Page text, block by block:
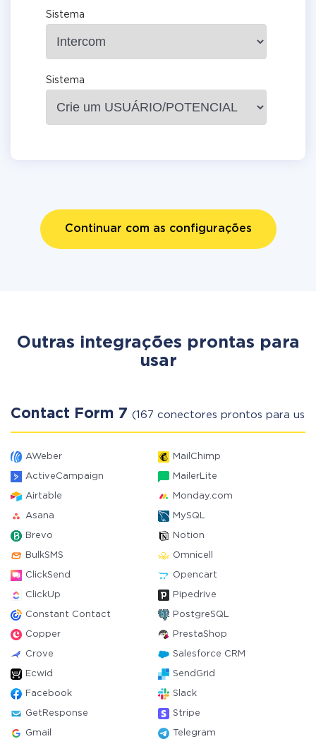
Sistema
Sistema
Continuar com as configurações
Outras integrações prontas para
usar
Contact Form 7 (167 conectores prontos para
AWeber MailChimp
ActiveCampaign MailerLite
Airtable Monday.com
Asana MySQL
Brevo Notion
BulkSMS Omnicell
ClickSend Opencart
ClickUp Pipedrive
Constant Contact PostgreSQL
Copper PrestaShop
Crove Salesforce CRM
Ecwid SendGrid
Facebook Slack
GetResponse Stripe
Gmail Telegram